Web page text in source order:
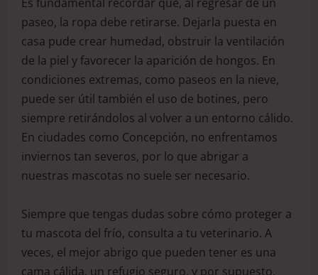
paseo, la ropa debe retirarse. Dejarla puesta en
casa pude crear humedad, obstruir la ventilación
de la piel y favorecer la aparición de hongos. En
condiciones extremas, como paseos en la nieve,
puede ser útil también el uso de botines, pero
siempre retirándolos al volver a un entorno cálido.
En ciudades como Concepción, no enfrentamos
inviernos tan severos, por lo que abrigar a
nuestras mascotas no suele ser necesario.
Siempre que tengas dudas sobre cómo proteger a
tu mascota del frío, consulta a tu veterinario. A
veces, el mejor abrigo que pueden tener es una
cama cálida, un refugio seguro, y por supuesto,